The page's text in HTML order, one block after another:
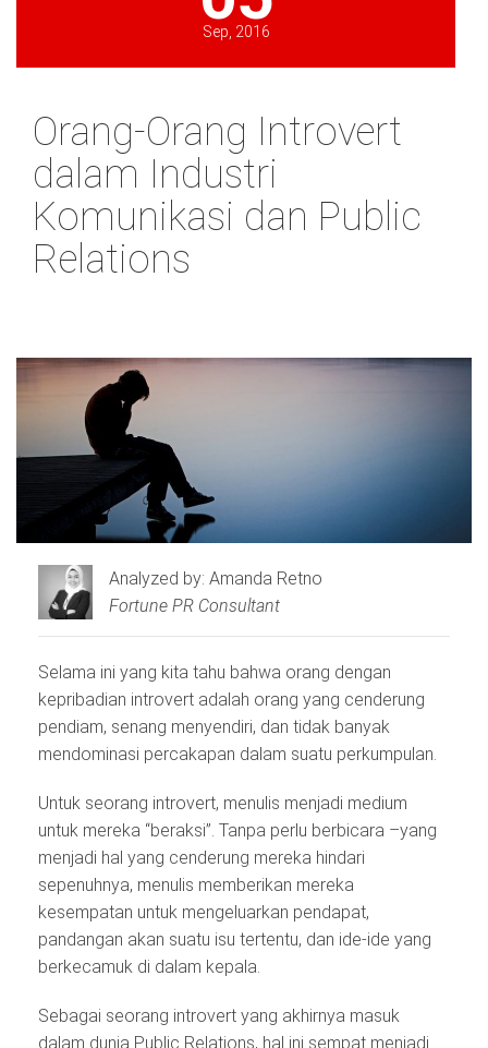
Sep, 2016
Orang-Orang Introvert
dalam Industri
Komunikasi dan Public
Relations
Analyzed by: Amanda Retno
Fortune PR Consultant
Selama ini yang kita tahu bahwa orang dengan
kepribadian introvert adalah orang yang cenderung
pendiam, senang menyendiri, dan tidak banyak
mendominasi percakapan dalam suatu perkumpulan.
Untuk seorang introvert, menulis menjadi medium
untuk mereka “beraksi”. Tanpa perlu berbicara –yang
menjadi hal yang cenderung mereka hindari
sepenuhnya, menulis memberikan mereka
kesempatan untuk mengeluarkan pendapat,
pandangan akan suatu isu tertentu, dan ide-ide yang
berkecamuk di dalam kepala.
Sebagai seorang introvert yang akhirnya masuk
dalam dunia Public Relations, hal ini sempat menjadi